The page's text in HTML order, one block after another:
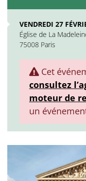
VENDREDI 27
Église de La
75008 Paris
Cet
consultez
moteur de
un